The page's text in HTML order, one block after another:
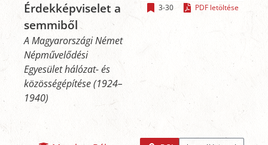
Érdekképviselet a
semmiből
A Magyarországi Német
Népművelődési
Egyesület hálózat- és
közösségépítése (1924–
1940)
3-30
PDF letöltése